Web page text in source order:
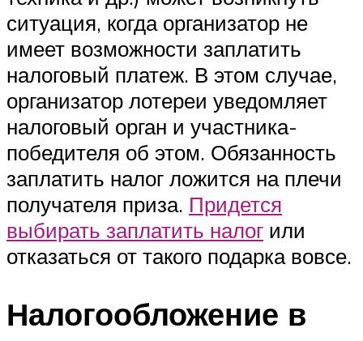
ситуация, когда организатор не
имеет возможности заплатить
налоговый платеж. В этом случае,
организатор лотереи уведомляет
налоговый орган и участника-
победителя об этом. Обязанность
заплатить налог ложится на плечи
получателя приза. Придется
выбирать заплатить налог или
отказаться от такого подарка вовсе.
Налогообложение в